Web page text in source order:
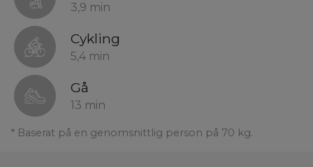
3,9 min
Cykling
5,4 min
Gå
13 min
* Baserat på en genomsnittlig person på 70 kg.